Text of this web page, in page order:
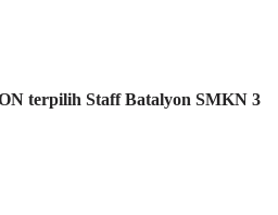
terpilih Staff Batalyon SMKN 3